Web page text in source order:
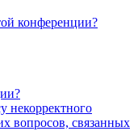
конференции?
некорректного
вопросов, связанных